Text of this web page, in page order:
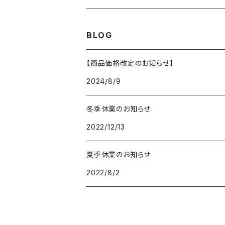
BLOG
【商品価格改定のお知らせ】
2024/8/9
冬季休業のお知らせ
2022/12/13
夏季休業のお知らせ
2022/8/2